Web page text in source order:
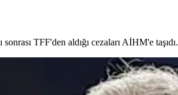
TFF'den aldığı cezaları AİHM'e taşıdı.